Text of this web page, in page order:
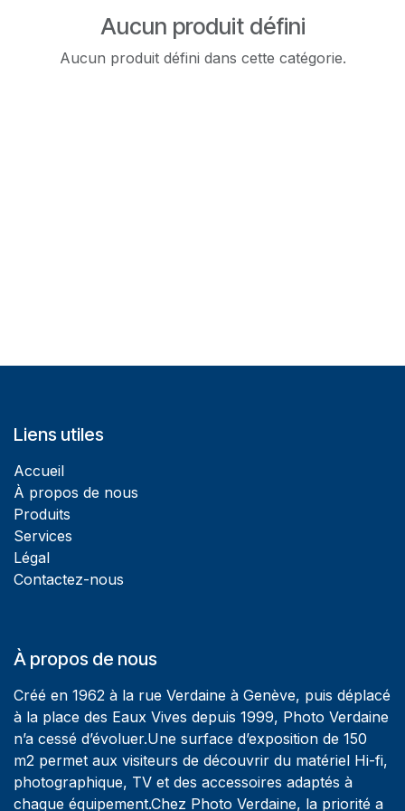
Aucun produit défini
Aucun produit défini dans cette catégorie.
Liens utiles
Accueil
À propos de nous
Produits
Services
Légal
Contactez-nous
À propos de nous
Créé en 1962 à la rue Verdaine à Genève, puis déplacé
à la place des Eaux Vives depuis 1999, Photo Verdaine
n’a cessé d’évoluer.Une surface d’exposition de 150
m2 permet aux visiteurs de découvrir du matériel Hi-fi,
photographique, TV et des accessoires adaptés à
chaque équipement.Chez Photo Verdaine, la priorité a